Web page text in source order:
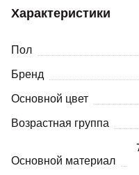
Характеристики
Пол
Бренд
Основной цвет
Возрастная группа
Основной материал